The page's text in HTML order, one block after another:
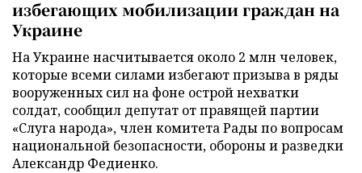
избегающих мобилизации граждан на
Украине
На Украине насчитывается около 2 млн человек,
которые всеми силами избегают призыва в ряды
вооруженных сил на фоне острой нехватки
солдат, сообщил депутат от правящей партии
«Слуга народа», член комитета Рады по вопросам
национальной безопасности, обороны и разведки
Александр Федиенко.